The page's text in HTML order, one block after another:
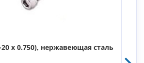
x 0.750), нержавеющая сталь